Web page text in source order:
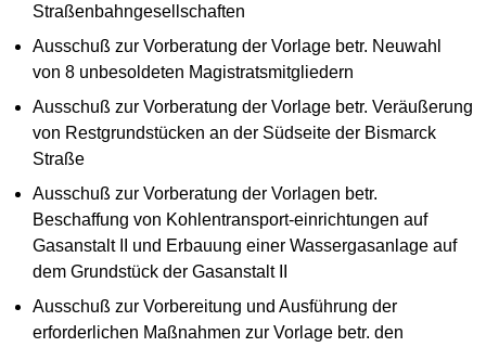
Straßenbahngesellschaften
Ausschuß zur Vorberatung der Vorlage betr. Neuwahl
von 8 unbesoldeten Magistratsmitgliedern
Ausschuß zur Vorberatung der Vorlage betr. Veräußerung
von Restgrundstücken an der Südseite der Bismarck
Straße
Ausschuß zur Vorberatung der Vorlagen betr.
Beschaffung von Kohlentransport-einrichtungen auf
Gasanstalt II und Erbauung einer Wassergasanlage auf
dem Grundstück der Gasanstalt II
Ausschuß zur Vorbereitung und Ausführung der
erforderlichen Maßnahmen zur Vorlage betr. den